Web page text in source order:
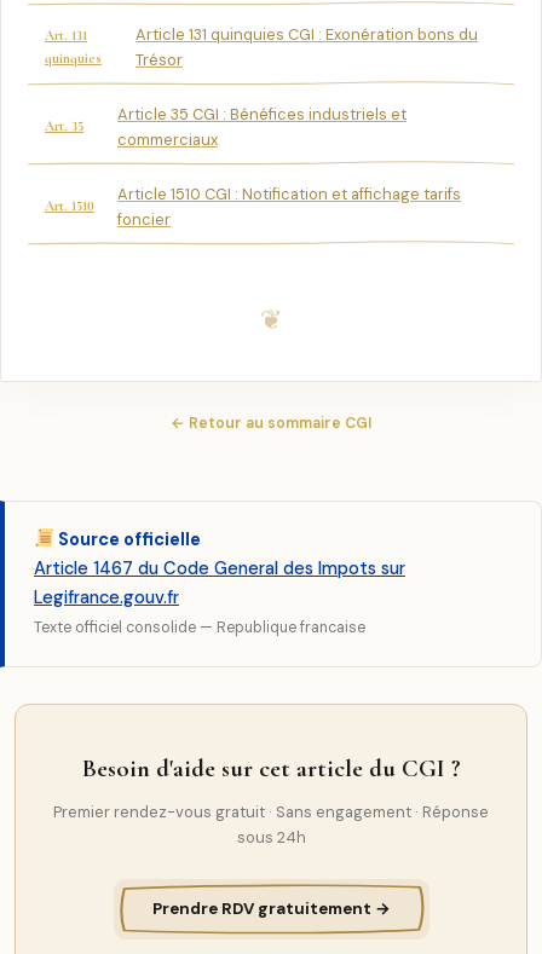
Art. 131
quinquies
Article 131 quinquies CGI : Exonération bons du
Trésor
Art. 35
Article 35 CGI : Bénéfices industriels et
commerciaux
Art. 1510
Article 1510 CGI : Notification et affichage tarifs
foncier
← Retour au sommaire CGI
Source officielle
Article 1467 du Code General des Impots sur
Legifrance.gouv.fr
Texte officiel consolide — Republique francaise
Besoin d'aide sur cet article du CGI ?
Premier rendez-vous gratuit · Sans engagement · Réponse
sous 24h
Prendre RDV gratuitement →